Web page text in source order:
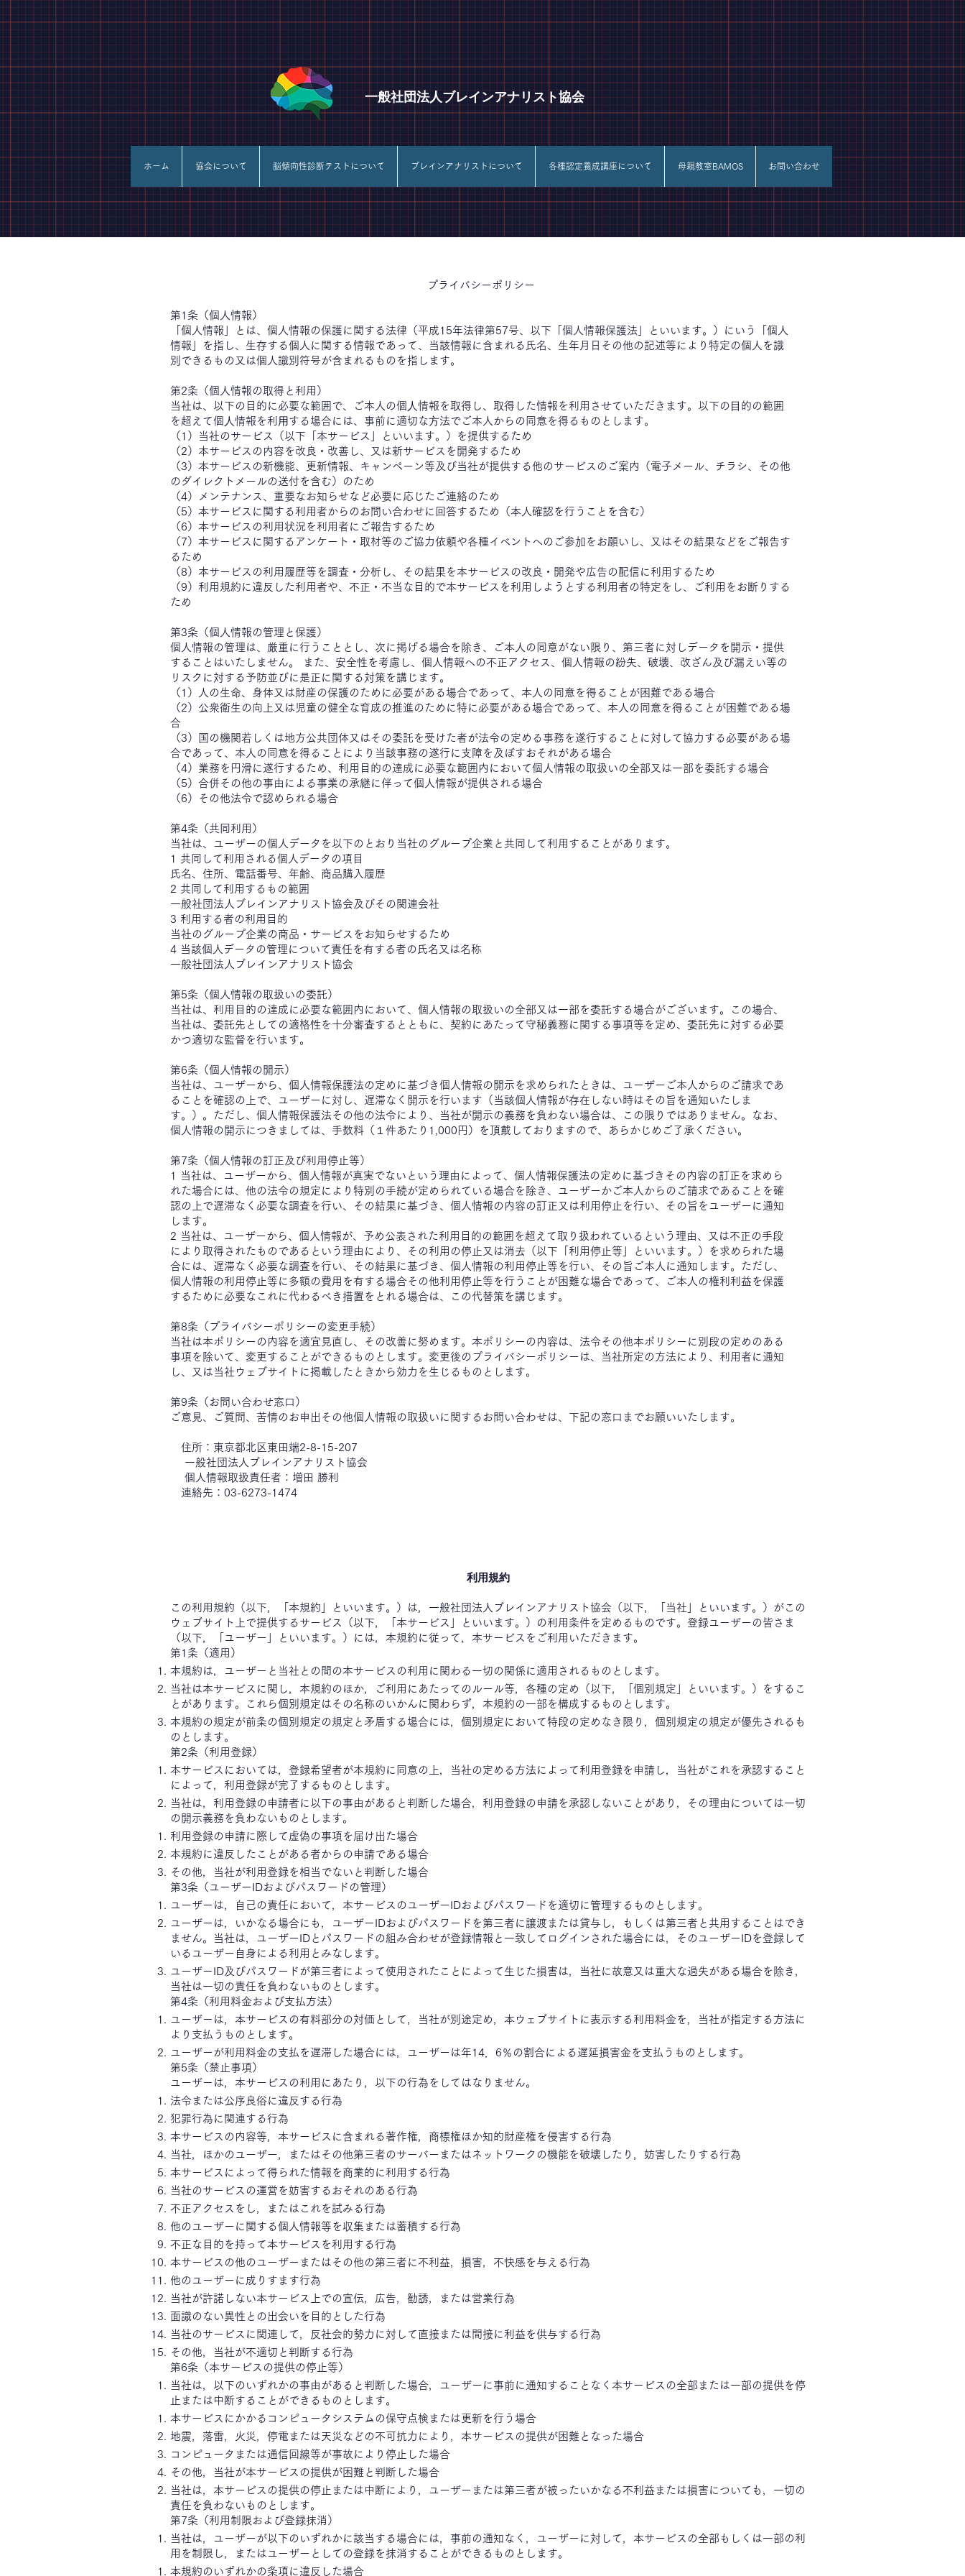
一般社団法人ブレインアナリスト協会
ホーム 協会について 脳傾向性診断テストについて ブレインアナリストについて 各種認定養成講座について 母親教室BAMOS お問い合わせ
プライバシーポリシー
第1条（個人情報）
「個人情報」とは、個人情報の保護に関する法律（平成15年法律第57号、以下「個人情報保護法」といいます。）にいう「個人
情報」を指し、生存する個人に関する情報であって、当該情報に含まれる氏名、生年月日その他の記述等により特定の個人を識
別できるもの又は個人識別符号が含まれるものを指します。
第2条（個人情報の取得と利用）
当社は、以下の目的に必要な範囲で、ご本人の個⼈情報を取得し、取得した情報を利用させていただきます。以下の⽬的の範囲
を超えて個⼈情報を利⽤する場合には、事前に適切な⽅法でご本人からの同意を得るものとします。
（1）当社のサービス（以下「本サービス」といいます。）を提供するため
（2）本サービスの内容を改良・改善し、又は新サービスを開発するため
（3）本サービスの新機能、更新情報、キャンペーン等及び当社が提供する他のサービスのご案内（電子メール、チラシ、その他
のダイレクトメールの送付を含む）のため
（4）メンテナンス、重要なお知らせなど必要に応じたご連絡のため
（5）本サービスに関する利用者からのお問い合わせに回答するため（本人確認を行うことを含む）
（6）本サービスの利用状況を利用者にご報告するため
（7）本サービスに関するアンケート・取材等のご協力依頼や各種イベントへのご参加をお願いし、又はその結果などをご報告す
るため
（8）本サービスの利用履歴等を調査・分析し、その結果を本サービスの改良・開発や広告の配信に利用するため
（9）利用規約に違反した利用者や、不正・不当な目的で本サービスを利用しようとする利用者の特定をし、ご利用をお断りする
ため
第3条（個人情報の管理と保護）
個人情報の管理は、厳重に行うこととし、次に掲げる場合を除き、ご本人の同意がない限り、第三者に対しデータを開示・提供
することはいたしません。 また、安全性を考慮し、個人情報への不正アクセス、個人情報の紛失、破壊、改ざん及び漏えい等の
リスクに対する予防並びに是正に関する対策を講じます。
（1）人の生命、身体又は財産の保護のために必要がある場合であって、本人の同意を得ることが困難である場合
（2）公衆衛生の向上又は児童の健全な育成の推進のために特に必要がある場合であって、本人の同意を得ることが困難である場
合
（3）国の機関若しくは地方公共団体又はその委託を受けた者が法令の定める事務を遂行することに対して協力する必要がある場
合であって、本人の同意を得ることにより当該事務の遂行に支障を及ぼすおそれがある場合
（4）業務を円滑に遂行するため、利用目的の達成に必要な範囲内において個人情報の取扱いの全部又は一部を委託する場合
（5）合併その他の事由による事業の承継に伴って個人情報が提供される場合
（6）その他法令で認められる場合
第4条（共同利用）
当社は、ユーザーの個人データを以下のとおり当社のグループ企業と共同して利用することがあります。
1 共同して利用される個人データの項目
氏名、住所、電話番号、年齢、商品購入履歴
2 共同して利用するもの範囲
一般社団法人ブレインアナリスト協会及びその関連会社
3 利用する者の利用目的
当社のグループ企業の商品・サービスをお知らせするため
4 当該個人データの管理について責任を有する者の氏名又は名称
一般社団法人ブレインアナリスト協会
第5条（個人情報の取扱いの委託）
当社は、利用目的の達成に必要な範囲内において、個人情報の取扱いの全部又は一部を委託する場合がございます。この場合、
当社は、委託先としての適格性を十分審査するとともに、契約にあたって守秘義務に関する事項等を定め、委託先に対する必要
かつ適切な監督を行います。
第6条（個人情報の開示）
当社は、ユーザーから、個人情報保護法の定めに基づき個人情報の開示を求められたときは、ユーザーご本人からのご請求であ
ることを確認の上で、ユーザーに対し、遅滞なく開示を行います（当該個人情報が存在しない時はその旨を通知いたしま
す。）。ただし、個人情報保護法その他の法令により、当社が開示の義務を負わない場合は、この限りではありません。なお、
個人情報の開示につきましては、手数料（１件あたり1,000円）を頂戴しておりますので、あらかじめご了承ください。
第7条（個人情報の訂正及び利用停止等）
1 当社は、ユーザーから、個人情報が真実でないという理由によって、個人情報保護法の定めに基づきその内容の訂正を求めら
れた場合には、他の法令の規定により特別の手続が定められている場合を除き、ユーザーかご本人からのご請求であることを確
認の上で遅滞なく必要な調査を行い、その結果に基づき、個人情報の内容の訂正又は利用停止を行い、その旨をユーザーに通知
します。
2 当社は、ユーザーから、個人情報が、予め公表された利用目的の範囲を超えて取り扱われているという理由、又は不正の手段
により取得されたものであるという理由により、その利用の停止又は消去（以下「利用停止等」といいます。）を求められた場
合には、遅滞なく必要な調査を行い、その結果に基づき、個人情報の利用停止等を行い、その旨ご本人に通知します。ただし、
個人情報の利用停止等に多額の費用を有する場合その他利用停止等を行うことが困難な場合であって、ご本人の権利利益を保護
するために必要なこれに代わるべき措置をとれる場合は、この代替策を講じます。
第8条（プライバシーポリシーの変更手続）
当社は本ポリシーの内容を適宜見直し、その改善に努めます。本ポリシーの内容は、法令その他本ポリシーに別段の定めのある
事項を除いて、変更することができるものとします。変更後のプライバシーポリシーは、当社所定の方法により、利用者に通知
し、又は当社ウェブサイトに掲載したときから効力を生じるものとします。
第9条（お問い合わせ窓口）
ご意見、ご質問、苦情のお申出その他個人情報の取扱いに関するお問い合わせは、下記の窓口までお願いいたします。
住所：東京都北区東田端2-8-15-207
一般社団法人ブレインアナリスト協会
個人情報取扱責任者：増田 勝利
連絡先：03-6273-1474
利用規約
この利用規約（以下，「本規約」といいます。）は，一般社団法人ブレインアナリスト協会（以下，「当社」といいます。）がこの
ウェブサイト上で提供するサービス（以下，「本サービス」といいます。）の利用条件を定めるものです。登録ユーザーの皆さま
（以下，「ユーザー」といいます。）には，本規約に従って，本サービスをご利用いただきます。
第1条（適用）
本規約は，ユーザーと当社との間の本サービスの利用に関わる一切の関係に適用されるものとします。
当社は本サービスに関し，本規約のほか，ご利用にあたってのルール等，各種の定め（以下，「個別規定」といいます。）をするこ
とがあります。これら個別規定はその名称のいかんに関わらず，本規約の一部を構成するものとします。
本規約の規定が前条の個別規定の規定と矛盾する場合には，個別規定において特段の定めなき限り，個別規定の規定が優先されるも
のとします。
第2条（利用登録）
本サービスにおいては，登録希望者が本規約に同意の上，当社の定める方法によって利用登録を申請し，当社がこれを承認すること
によって，利用登録が完了するものとします。
当社は，利用登録の申請者に以下の事由があると判断した場合，利用登録の申請を承認しないことがあり，その理由については一切
の開示義務を負わないものとします。
利用登録の申請に際して虚偽の事項を届け出た場合
本規約に違反したことがある者からの申請である場合
その他，当社が利用登録を相当でないと判断した場合
第3条（ユーザーIDおよびパスワードの管理）
ユーザーは，自己の責任において，本サービスのユーザーIDおよびパスワードを適切に管理するものとします。
ユーザーは，いかなる場合にも，ユーザーIDおよびパスワードを第三者に譲渡または貸与し，もしくは第三者と共用することはでき
ません。当社は，ユーザーIDとパスワードの組み合わせが登録情報と一致してログインされた場合には，そのユーザーIDを登録して
いるユーザー自身による利用とみなします。
ユーザーID及びパスワードが第三者によって使用されたことによって生じた損害は，当社に故意又は重大な過失がある場合を除き，
当社は一切の責任を負わないものとします。
第4条（利用料金および支払方法）
ユーザーは，本サービスの有料部分の対価として，当社が別途定め，本ウェブサイトに表示する利用料金を，当社が指定する方法に
より支払うものとします。
ユーザーが利用料金の支払を遅滞した場合には，ユーザーは年14．6％の割合による遅延損害金を支払うものとします。
第5条（禁止事項）
ユーザーは，本サービスの利用にあたり，以下の行為をしてはなりません。
法令または公序良俗に違反する行為
犯罪行為に関連する行為
本サービスの内容等，本サービスに含まれる著作権，商標権ほか知的財産権を侵害する行為
当社，ほかのユーザー，またはその他第三者のサーバーまたはネットワークの機能を破壊したり，妨害したりする行為
本サービスによって得られた情報を商業的に利用する行為
当社のサービスの運営を妨害するおそれのある行為
不正アクセスをし，またはこれを試みる行為
他のユーザーに関する個人情報等を収集または蓄積する行為
不正な目的を持って本サービスを利用する行為
本サービスの他のユーザーまたはその他の第三者に不利益，損害，不快感を与える行為
他のユーザーに成りすます行為
当社が許諾しない本サービス上での宣伝，広告，勧誘，または営業行為
面識のない異性との出会いを目的とした行為
当社のサービスに関連して，反社会的勢力に対して直接または間接に利益を供与する行為
その他，当社が不適切と判断する行為
第6条（本サービスの提供の停止等）
当社は，以下のいずれかの事由があると判断した場合，ユーザーに事前に通知することなく本サービスの全部または一部の提供を停
止または中断することができるものとします。
本サービスにかかるコンピュータシステムの保守点検または更新を行う場合
地震，落雷，火災，停電または天災などの不可抗力により，本サービスの提供が困難となった場合
コンピュータまたは通信回線等が事故により停止した場合
その他，当社が本サービスの提供が困難と判断した場合
当社は，本サービスの提供の停止または中断により，ユーザーまたは第三者が被ったいかなる不利益または損害についても，一切の
責任を負わないものとします。
第7条（利用制限および登録抹消）
当社は，ユーザーが以下のいずれかに該当する場合には，事前の通知なく，ユーザーに対して，本サービスの全部もしくは一部の利
用を制限し，またはユーザーとしての登録を抹消することができるものとします。
本規約のいずれかの条項に違反した場合